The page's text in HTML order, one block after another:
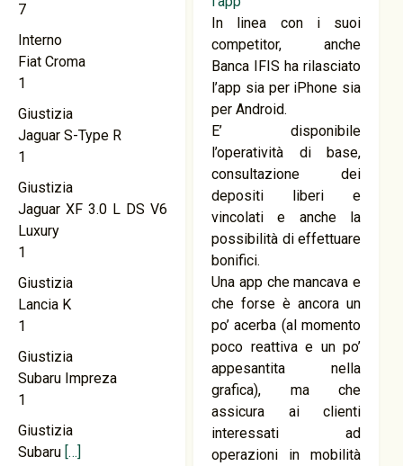
7
Interno
Fiat Croma
1
Giustizia
Jaguar S-Type R
1
Giustizia
Jaguar XF 3.0 L DS V6
Luxury
1
Giustizia
Lancia K
1
Giustizia
Subaru Impreza
1
Giustizia
Subaru […]
In linea con i suoi
competitor, anche
Banca IFIS ha rilasciato
l’app sia per iPhone sia
per Android.
E’ disponibile
l’operatività di base,
consultazione dei
depositi liberi e
vincolati e anche la
possibilità di effettuare
bonifici.
Una app che mancava e
che forse è ancora un
po’ acerba (al momento
poco reattiva e un po’
appesantita nella
grafica), ma che
assicura ai clienti
interessati ad
operazioni in mobilità